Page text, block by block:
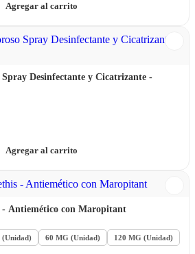
Agregar al carrito
Desinfectante y Cicatrizante -
Agregar al carrito
Antiemético con Maropitant
(Unidad) 60 MG (Unidad) 120 MG (Unidad)